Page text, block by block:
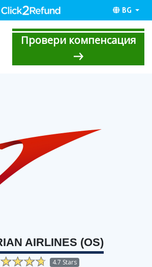
BG
Провери компенсация
AIRLINES (OS)
4.7 Stars